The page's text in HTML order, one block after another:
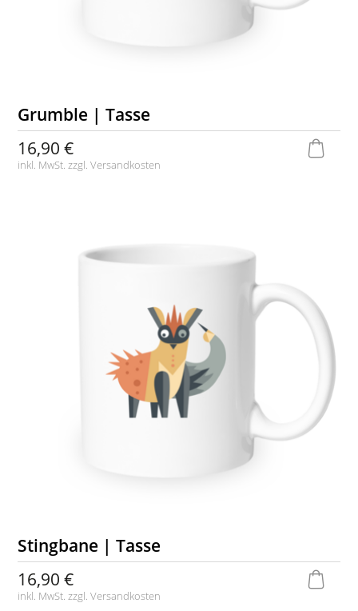
Grumble | Tasse
16,90 €
inkl. MwSt. zzgl.Versandkosten
Stingbane | Tasse
16,90 €
inkl. MwSt. zzgl.Versandkosten